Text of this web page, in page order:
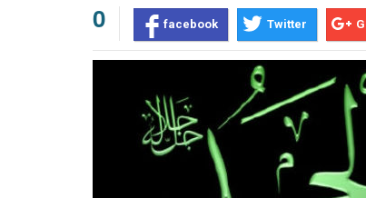
0 facebook Twitter
Prev
Next